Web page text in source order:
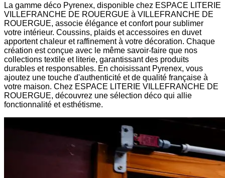
La gamme déco Pyrenex, disponible chez ESPACE LITERIE
VILLEFRANCHE DE ROUERGUE à VILLEFRANCHE DE
ROUERGUE, associe élégance et confort pour sublimer
votre intérieur. Coussins, plaids et accessoires en duvet
apportent chaleur et raffinement à votre décoration. Chaque
création est conçue avec le même savoir-faire que nos
collections textile et literie, garantissant des produits
durables et responsables. En choisissant Pyrenex, vous
ajoutez une touche d'authenticité et de qualité française à
votre maison. Chez ESPACE LITERIE VILLEFRANCHE DE
ROUERGUE, découvrez une sélection déco qui allie
fonctionnalité et esthétisme.